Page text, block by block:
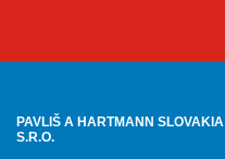
PAVLIŠ A HARTMANN SLOVAKIA
S.R.O.